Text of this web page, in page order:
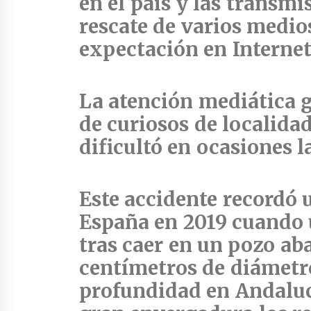
rescate de varios
expectación en Internet
La atención mediática
de curiosos de
dificultó en ocasiones
Este accidente recordó
España en 2019 cuando
tras caer en un pozo
centímetros de
profundidad en